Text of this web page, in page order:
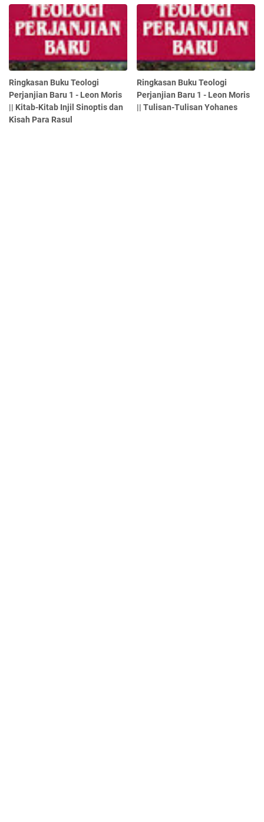
Ringkasan Buku Teologi
Perjanjian Baru 1 - Leon Moris
|| Kitab-Kitab Injil Sinoptis dan
Kisah Para Rasul
Ringkasan Buku Teologi
Perjanjian Baru 1 - Leon Moris
|| Tulisan-Tulisan Yohanes